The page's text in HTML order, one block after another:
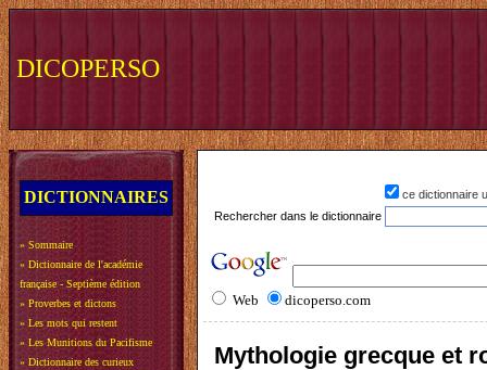
DICOPERSO
DICTIONNAIRES
» Sommaire
» Dictionnaire de l'académie
française - Septième édition
» Proverbes et dictons
» Les mots qui restent
» Les Munitions du Pacifisme
» Dictionnaire des curieux
ce dictionnaire
Rechercher dans le dictionnaire
Web dicoperso.com
Mythologie grecque et